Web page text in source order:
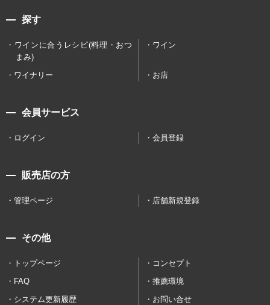
探す
ワインに合うレシピ(料理・おつ
まみ)
ワイン
ワイナリー お店
会員サービス
ログイン 会員登録
販売店の方
管理ページ 店舗新規登録
その他
トップページ
コンセプト
FAQ
推薦環境
システム更新履歴
お問い合せ